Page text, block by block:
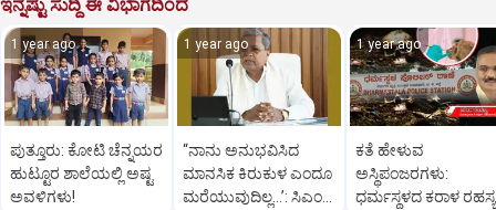
ಇನ್ನಷ್ಟು ಸುದ್ದಿ ಈ ವಿಭಾಗದಿಂದ
1 year ago
ಪುತ್ತೂರು: ಕೋಟಿ ಚೆನ್ನಯರ
ಹುಟ್ಟೂರ ಶಾಲೆಯಲ್ಲಿ ಅಷ್ಟ
ಅವಳಿಗಳು!
1 year ago
“ನಾನು ಅನುಭವಿಸಿದ
ಮಾನಸಿಕ ಕಿರುಕುಳ ಎಂದೂ
ಮರೆಯುವುದಿಲ್ಲ…’: ಸಿಎಂ
1 year ago
ಕತೆ ಹೇಳುವ
ಅಸ್ಥಿಪಂಜರಗಳು:
ಧರ್ಮಸ್ಥಳದ‌ ಕರಾಳ ರಹಸ್ಯ